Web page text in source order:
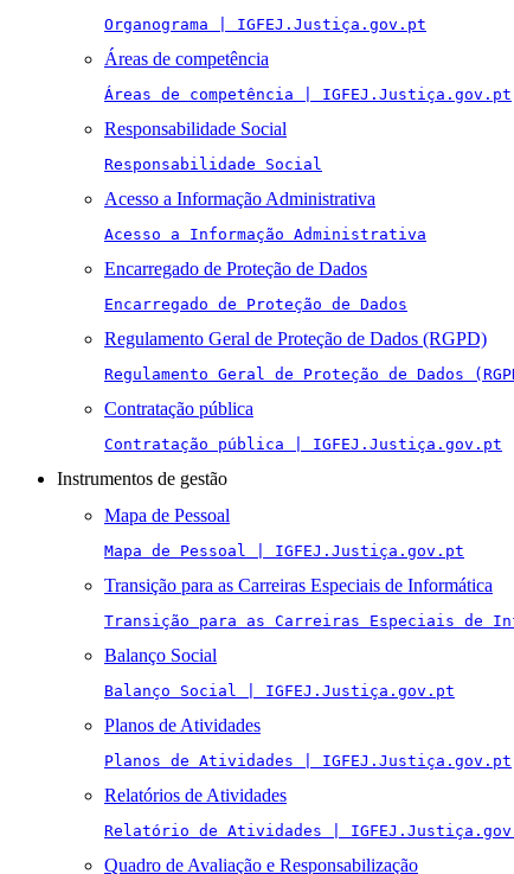
Organograma | IGFEJ.Justiça.gov.pt
Áreas de competência
Áreas de competência | IGFEJ.Justiça.gov.pt
Responsabilidade Social
Responsabilidade Social
Acesso a Informação Administrativa
Acesso a Informação Administrativa
Encarregado de Proteção de Dados
Encarregado de Proteção de Dados
Regulamento Geral de Proteção de Dados (RGPD)
Regulamento Geral de Proteção de Dados
Contratação pública
Contratação pública | IGFEJ.Justiça.gov.pt
Instrumentos de gestão
Mapa de Pessoal
Mapa de Pessoal | IGFEJ.Justiça.gov.pt
Transição para as Carreiras Especiais de Informática
Transição para as Carreiras Especiais de
Balanço Social
Balanço Social | IGFEJ.Justiça.gov.pt
Planos de Atividades
Planos de Atividades | IGFEJ.Justiça.gov.pt
Relatórios de Atividades
Relatório de Atividades |
Quadro de Avaliação e Responsabilização